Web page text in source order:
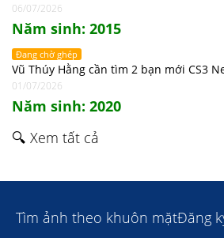
06/07/2026
Năm sinh: 2015
Đang chờ ghép
Vũ Thúy Hằng cần tìm 2 bạn mới CS3
01/07/2026
Năm sinh: 2020
🔍 Xem tất cả
Tìm ảnh theo khuôn mặtĐăng